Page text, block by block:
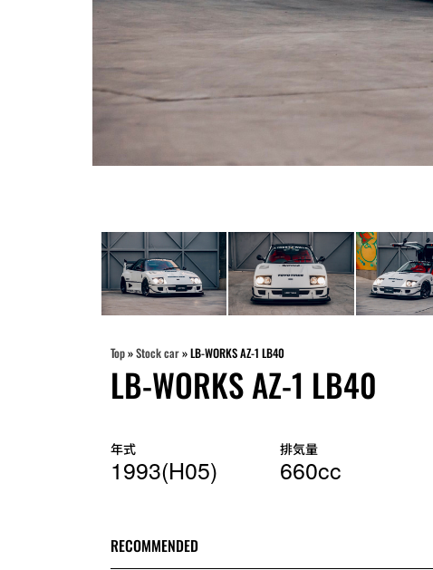
Top»Stock car»LB-WORKS AZ-1 LB40
LB-WORKS AZ-1 LB40
年式
1993(H05)
排気量
660cc
RECOMMENDED